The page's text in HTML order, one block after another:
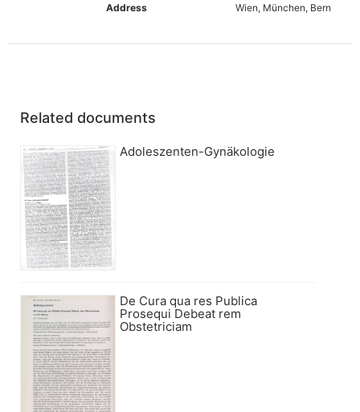
Address
Wien, München, Bern
Related documents
Adoleszenten-Gynäkologie
De Cura qua res Publica
Prosequi Debeat rem
Obstetriciam